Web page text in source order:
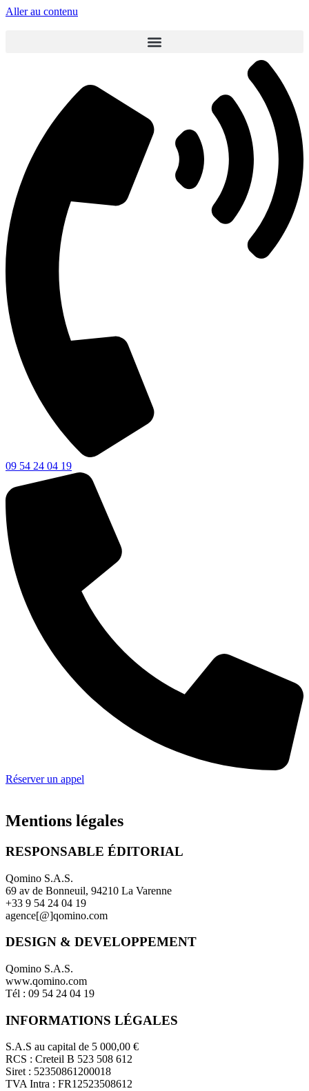
Aller au contenu
09 54 24 04 19
Réserver un appel
Mentions légales
RESPONSABLE ÉDITORIAL
Qomino S.A.S.
69 av de Bonneuil, 94210 La Varenne
+33 9 54 24 04 19
agence[@]qomino.com
DESIGN & DEVELOPPEMENT
Qomino S.A.S.
www.qomino.com
Tél : 09 54 24 04 19
INFORMATIONS LÉGALES
S.A.S au capital de 5 000,00 €
RCS : Creteil B 523 508 612
Siret : 52350861200018
TVA Intra : FR12523508612